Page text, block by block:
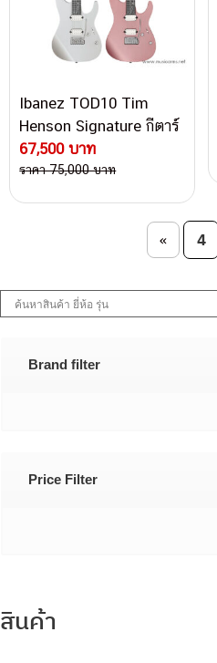
Ibanez TOD10 Tim
Henson Signature กีตาร์
ไฟฟ้า
67,500 บาท
ราคา 75,000 บาท
Post navigation
« 4
Brand filter
Price Filter
สินค้า